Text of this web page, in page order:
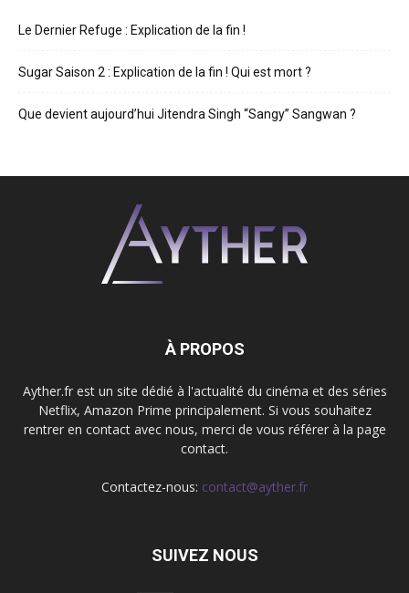
Le Dernier Refuge : Explication de la fin !
Sugar Saison 2 : Explication de la fin ! Qui est mort ?
Que devient aujourd’hui Jitendra Singh “Sangy” Sangwan ?
À PROPOS
Ayther.fr est un site dédié à l'actualité du cinéma et des séries
Netflix, Amazon Prime principalement. Si vous souhaitez
rentrer en contact avec nous, merci de vous référer à la page
contact.
Contactez-nous: contact@ayther.fr
SUIVEZ NOUS